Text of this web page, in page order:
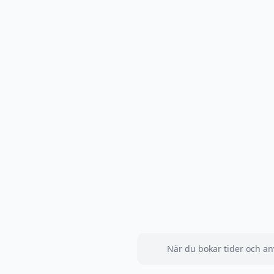
När du bokar tider och